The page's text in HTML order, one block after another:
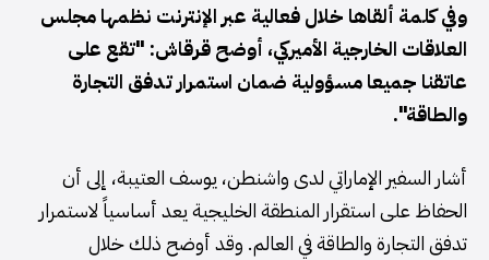
وفي كلمة ‌ألقاها ‌خلال فعالية عبر الإنترنت نظمها مجلس
العلاقات الخارجية الأميركي، أوضح قرقاش: "تقع على
عاتقنا جميعا مسؤولية ضمان استمرار تدفق التجارة
والطاقة".
أشار السفير الإماراتي لدى واشنطن، يوسف العتيبة، إلى أن
الحفاظ على استقرار المنطقة الخليجية يعد أساسياً لاستمرار
تدفق التجارة والطاقة في العالم. وقد أوضح ذلك خلال